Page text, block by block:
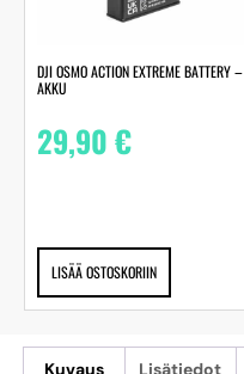
DJI OSMO ACTION EXTREME BATTERY –
AKKU
29,90€
LISÄÄ OSTOSKORIIN
Kuvaus Lisätiedot